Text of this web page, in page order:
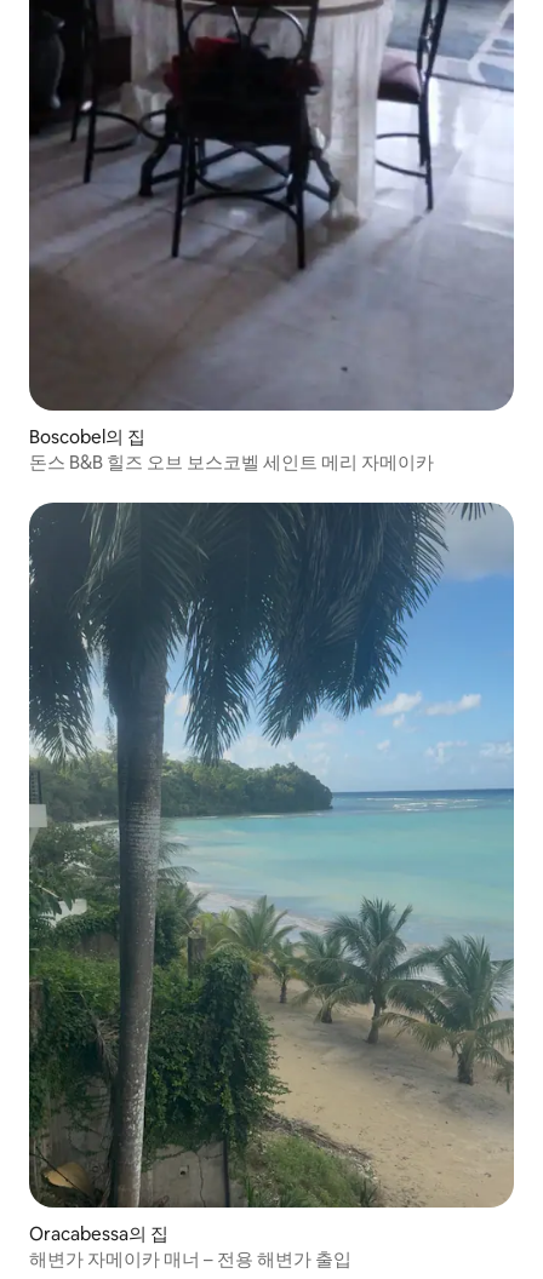
Boscobel의 집
돈스 B&B 힐즈 오브 보스코벨 세인트 메리 자메이카
Oracabessa의 집
해변가 자메이카 매너 – 전용 해변가 출입